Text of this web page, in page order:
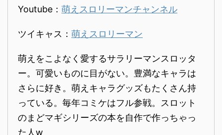
Youtube： 萌えスロリーマンチャンネル
ツイキャス： 萌えスロリーマン
萌えをこよなく愛するサラリーマンスロッタ
ー。可愛いものに目がない。豊満なキャラは
さらに好き。萌えキャラグッズもたくさん持
っている。毎年コミケはフル参戦。スロット
のまどマギシリーズの本を自作で作っちゃっ
た人w